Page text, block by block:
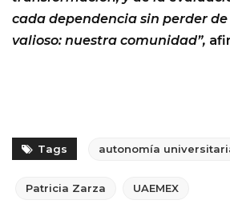
cada dependencia sin perder
valioso: nuestra comunidad”,
Tags autonomía
Patricia Zarza UAEMEX